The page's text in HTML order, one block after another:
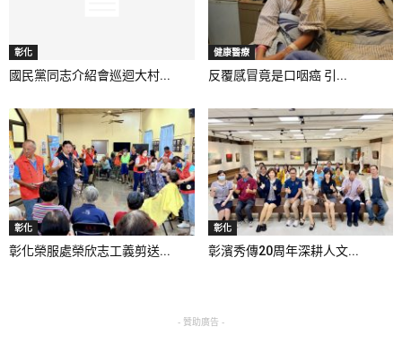
彰化
國民黨同志介紹會巡迴大村...
健康醫療
反覆感冒竟是口咽癌 引...
彰化
彰化榮服處榮欣志工義剪送...
彰化
彰濱秀傳20周年深耕人文...
- 贊助廣告 -